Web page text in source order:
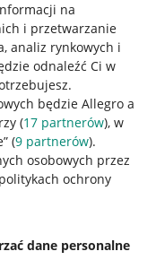
na
i przetwarzanie
analiz rynkowych i
odnaleźć Ci w
będzie Allegro a
(17 partnerów), w
(9 partnerów).
osobowych przez
ochrony
dane personalne